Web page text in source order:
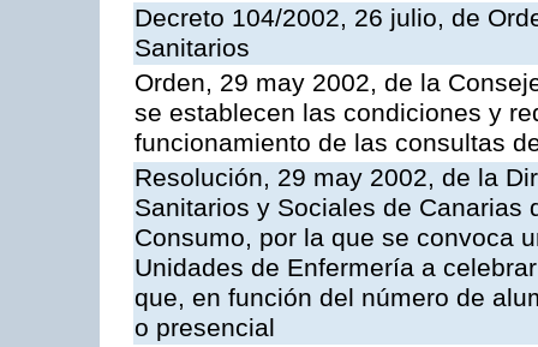
Decreto 104/2002, 26 julio, de
Sanitarios
Orden, 29 may 2002, de la
se establecen las condiciones y
funcionamiento de las consultas
Resolución, 29 may 2002, de la
Sanitarios y Sociales de Canarias
Consumo, por la que se convoca
Unidades de Enfermería a
que, en función del número de
o presencial